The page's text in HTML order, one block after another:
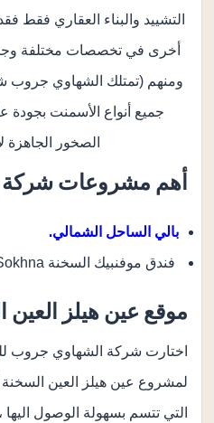
التشييد والبناء العقاري
أخرى في تخصصات مختلفة
ومنهم (تمتلك الشهاوي جروب
جميع أنواع الأسمنت بجودة
الصخور الجاهزة
أهم مشروعات شركة
بالي الساحل الشمالي.
فندق موفنبيك السخنة Movenpick Al Sokhna.
موقع عين هيلز العين
اختارت شركة الشهاوي جروب
لمشروع عين هيلز العين السخنة
التي تتسم بسهولة الوصول